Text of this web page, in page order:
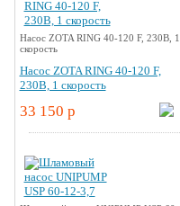
Насос ZOTA RING 40-120 F, 230В, 1
скорость
Насос ZOTA RING 40-120 F,
230В, 1 скорость
33 150 p